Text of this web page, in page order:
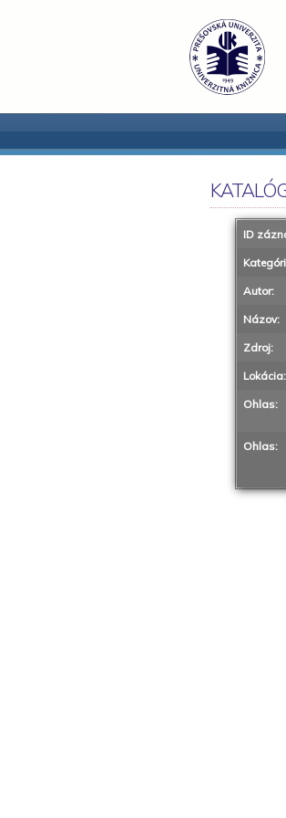
ID
Autor:
Názov:
Zdroj:
Lokácia:
Ohlas:
Ohlas: